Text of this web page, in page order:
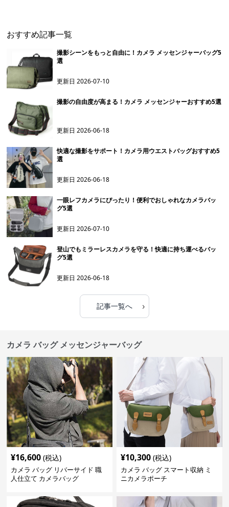
おすすめ記事一覧
撮影シーンをもっと自由に！カメラ メッセンジャーバッグ5
選
更新日2026-07-10
撮影の自由度が高まる！カメラ メッセンジャーおすすめ5選
更新日2026-06-18
快適な撮影をサポート！カメラ用ウエストバッグおすすめ5
選
更新日2026-06-18
一眼レフカメラにぴったり！便利でおしゃれなカメラバッ
グ5選
更新日2026-07-10
登山でもミラーレスカメラを守る！快適に持ち運べるバッ
グ5選
更新日2026-06-18
記事一覧へ ›
カメラ バッグ メッセンジャーバッグ
¥16,600 (税込)
カメラ バッグ リバーサイド 職
人仕立て カメラバッグ
¥10,300 (税込)
カメラ バッグ スマート収納 ミ
ニカメラポーチ